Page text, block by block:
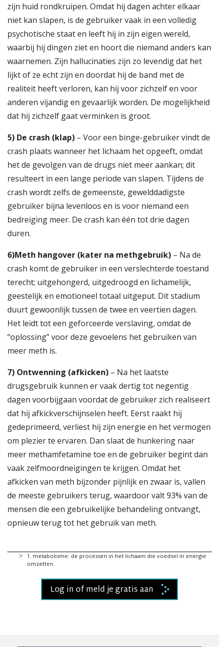
zijn huid rondkruipen. Omdat hij dagen achter elkaar
niet kan slapen, is de gebruiker vaak in een volledig
psychotische staat en leeft hij in zijn eigen wereld,
waarbij hij dingen ziet en hoort die niemand anders kan
waarnemen. Zijn hallucinaties zijn zo levendig dat het
lijkt of ze echt zijn en doordat hij de band met de
realiteit heeft verloren, kan hij voor zichzelf en voor
anderen vijandig en gevaarlijk worden. De mogelijkheid
dat hij zichzelf gaat verminken is groot.
5) De crash (klap) – Voor een binge-gebruiker vindt de
crash plaats wanneer het lichaam het opgeeft, omdat
het de gevolgen van de drugs niet meer aankan; dit
resulteert in een lange periode van slapen. Tijdens de
crash wordt zelfs de gemeenste, gewelddadigste
gebruiker bijna levenloos en is voor niemand een
bedreiging meer. De crash kan één tot drie dagen
duren.
6)Meth hangover (kater na methgebruik) – Na de
crash komt de gebruiker in een verslechterde toestand
terecht; uitgehongerd, uitgedroogd en lichamelijk,
geestelijk en emotioneel totaal uitgeput. Dit stadium
duurt gewoonlijk tussen de twee en veertien dagen.
Het leidt tot een geforceerde verslaving, omdat de
“oplossing” voor deze gevoelens het gebruiken van
meer meth is.
7) Ontwenning (afkicken) – Na het laatste
drugsgebruik kunnen er vaak dertig tot negentig
dagen voorbijgaan voordat de gebruiker zich realiseert
dat hij afkickverschijnselen heeft. Eerst raakt hij
gedeprimeerd, verliest hij zijn energie en het vermogen
om plezier te ervaren. Dan slaat de hunkering naar
meer methamfetamine toe en de gebruiker begint dan
vaak zelfmoordneigingen te krijgen. Omdat het
afkicken van meth bijzonder pijnlijk en zwaar is, vallen
de meeste gebruikers terug, waardoor valt 93% van de
mensen die een gebruikelijke behandeling ontvangt,
opnieuw terug tot het gebruik van meth.
1 metabolisme: de processen in het lichaam die voedsel in energie
omzetten.
Log in of meld je gratis aan